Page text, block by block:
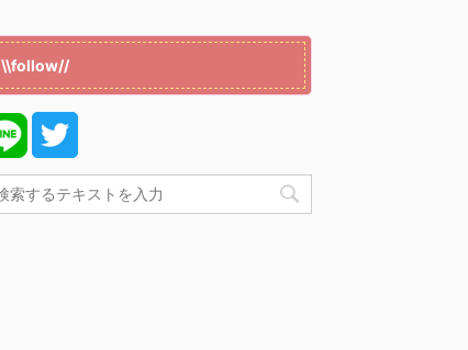
\\follow//